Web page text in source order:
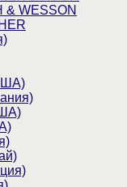
& WESSON